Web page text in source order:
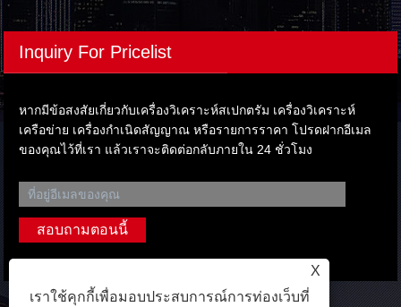
Inquiry For Pricelist
หากมีข้อสงสัยเกี่ยวกับเครื่องวิเคราะห์สเปกตรัม เครื่องวิเคราะห์
เครือข่าย เครื่องกำเนิดสัญญาณ หรือรายการราคา โปรดฝากอีเมล
ของคุณไว้ที่เรา แล้วเราจะติดต่อกลับภายใน 24 ชั่วโมง
X
เราใช้คุกกี้เพื่อมอบประสบการณ์การท่องเว็บที่